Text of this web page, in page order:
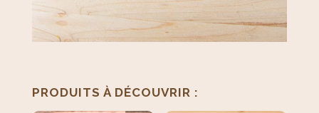
PRODUITS À DÉCOUVRIR :
PRODUITS SIMILAIRES